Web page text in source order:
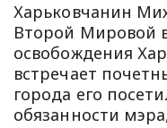
Харьковчанин
Второй Мировой
освобождения
встречает
города его
обязанности